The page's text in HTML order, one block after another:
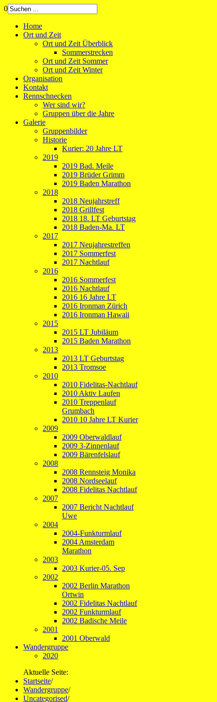
0
Home
Ort und Zeit
Ort und Zeit Überblick
Sommerstrecken
Ort und Zeit Sommer
Ort und Zeit Winter
Organisation
Kontakt
Rennschnecken
Wer sind wir?
Gruppen über die Jahre
Galerie
Gruppenbilder
Historie
Kurier: 20 Jahre LT
2019
2019 Bad. Meile
2019 Brüder Grimm
2019 Baden Marathon
2018
2018 Neujahrstreff
2018 Grillfest
2018 18. LT Geburtstag
2018 Baden-Ma. LT
2017
2017 Neujahrestreffen
2017 Sommerfest
2017 Nachtlauf
2016
2016 Sommerfest
2016 Nachtlauf
2016 16 Jahre LT
2016 Ironman Zürich
2016 Ironman Hawaii
2015
2015 LT Jubiläum
2015 Baden Marathon
2013
2013 LT Geburtstag
2013 Tromsoe
2010
2010 Fidelitas-Nachtlauf
2010 Aktiv Laufen
2010 Treppenlauf
Grumbach
2010 10 Jahre LT Kurier
2009
2009 Oberwaldlauf
2009 3-Zinnenlauf
2009 Bärenfelslauf
2008
2008 Rennsteig Monika
2008 Nordseelauf
2008 Fidelitas Nachtlauf
2007
2007 Bericht Nachtlauf
Uwe
2004
2004-Funkturmlauf
2004 Amsterdam
Marathon
2003
2003 Kurier-05. Sep
2002
2002 Berlin Marathon
Ortwin
2002 Fidelitas Nachtlauf
2002 Funkturmlauf
2002 Badische Meile
2001
2001 Oberwald
Wandergruppe
2020
Aktuelle Seite:
Startseite/
Wandergruppe/
Uncategorised/